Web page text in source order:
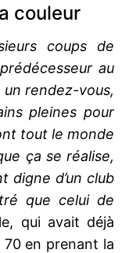
couleur
coups de
au
un rendez-vous,
pleines pour
tout le monde
ça se réalise,
digne d’un club
que celui de
qui avait déjà
en prenant la